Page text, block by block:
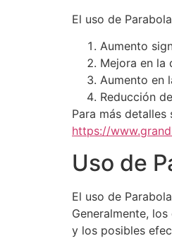
El uso de
Aumento
Mejora en la
Aumento en
Reducción
Para más
https://
Uso de
El uso de
Generalmente,
y los posibles